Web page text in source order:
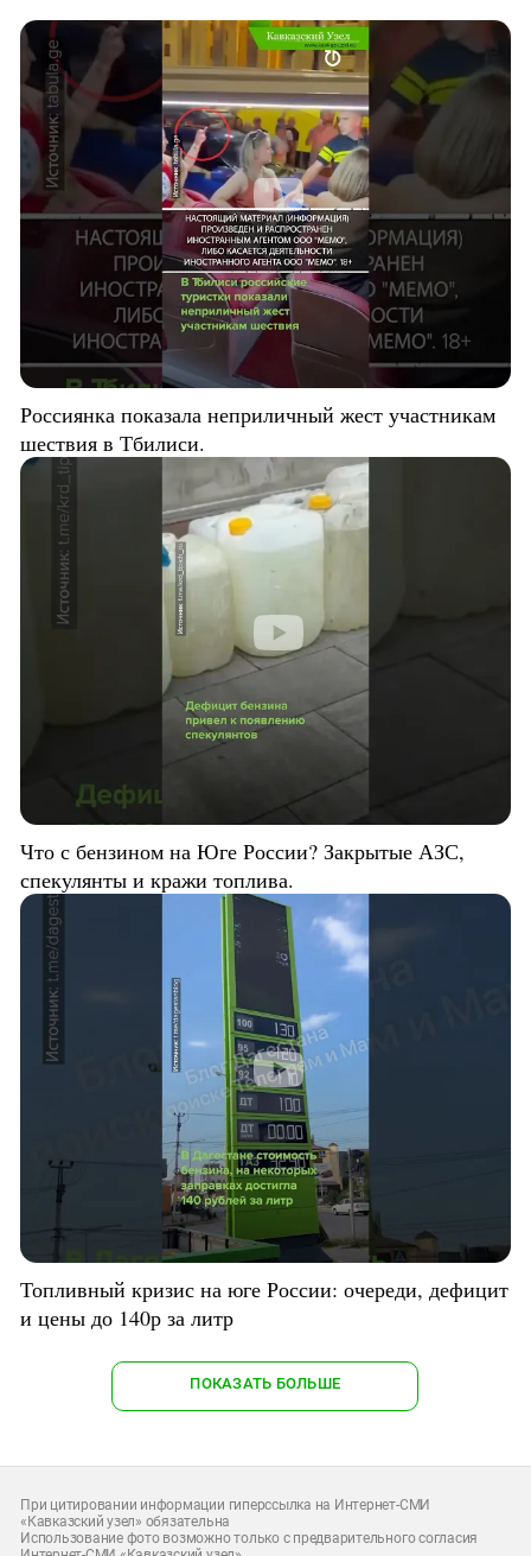
Россиянка показала неприличный жест участникам
шествия в Тбилиси.
Что с бензином на Юге России? Закрытые АЗС,
спекулянты и кражи топлива.
Топливный кризис на юге России: очереди, дефицит
и цены до 140р за литр
ПОКАЗАТЬ БОЛЬШЕ
При цитировании информации гиперссылка на Интернет-СМИ
«Кавказский узел» обязательна
Использование фото возможно только с предварительного согласия